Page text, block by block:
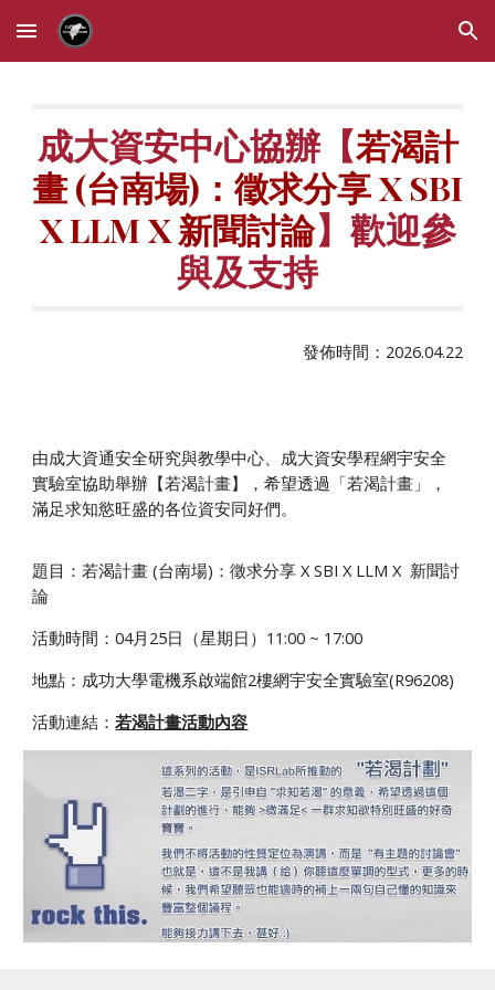
Skip to main content Skip to navigation
成大資安中心協辦【若渴計
畫 (台南場)：徵求分享 XSBI
XLLMX 新聞討論】歡迎參
與及支持
發佈時間：2026.04.22
由成大資通安全研究與教學中心、成大資安學程網宇安全
實驗室協助舉辦【若渴計畫】，希望透過「若渴計畫」，
滿足求知慾旺盛的各位資安同好們。
題目：若渴計畫 (台南場)：徵求分享 XSBI X LLM X 新聞討
論
活動時間：04月25日（星期日）11:00 ~ 17:00
地點：成功大學電機系啟端館2樓網宇安全實驗室(R96208)
活動連結：若渴計畫活動內容